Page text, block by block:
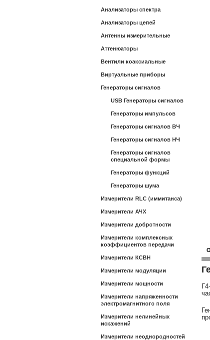
Анализаторы спектра
Анализаторы цепей
Антенны измерительные
Аттенюаторы
Вентили коаксиальные
Виртуальные приборы
Генераторы сигналов
USB Генераторы сигналов
Генераторы импульсов
Генераторы сигналов ВЧ
Генераторы сигналов НЧ
Генераторы сигналов
специальной формы
Генераторы функций
Генераторы шума
Измерители RLC (иммитанса)
Измерители АЧХ
Измерители добротности
Измерители комплексных
коэффициентов передачи
Измерители КСВН
Измерители модуляции
Измерители мощности
Измерители напряженности
электромагнитного поля
Измерители нелинейных
искажений
Измерители неоднородностей